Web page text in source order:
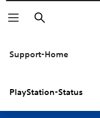
Suchen
Support-Home
PlayStation-Status